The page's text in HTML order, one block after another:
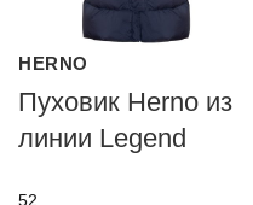
HERNO
Пуховик Herno из
линии Legend
52